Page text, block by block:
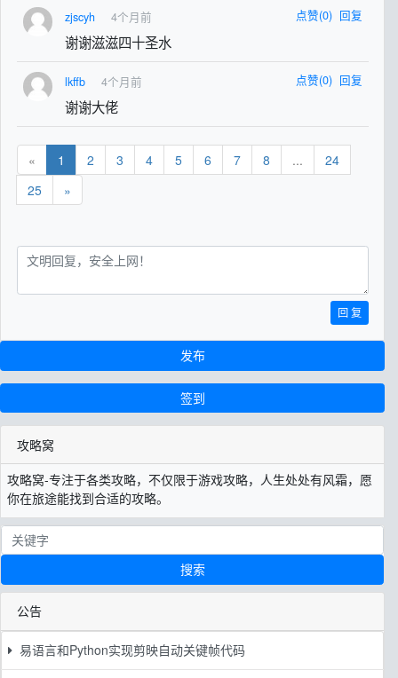
zjscyh 4个月前 点赞(0) 回复
谢谢滋滋四十圣水
lkffb 4个月前 点赞(0) 回复
谢谢大佬
« 1 2 3 4 5 6 7 8 ...
24
25
»
回 复
发布
签到
攻略窝
攻略窝-专注于各类攻略，不仅限于游戏攻略，人生处处有风霜，愿
你在旅途能找到合适的攻略。
搜索
公告
易语言和Python实现剪映自动关键帧代码